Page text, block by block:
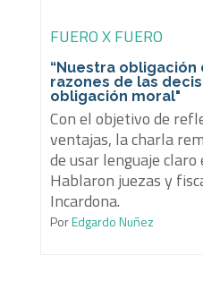
FUERO X FUERO
“Nuestra obligación
razones de las
obligación moral"
Con el objetivo de
ventajas, la charla
de usar lenguaje claro
Hablaron juezas y
Incardona.
PorEdgardo Nuñez